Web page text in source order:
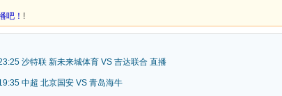
吧！ !
沙特联 新未来城体育 VS 吉达联合 直播
中超 北京国安 VS 青岛海牛